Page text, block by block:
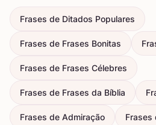
Frases de Ditados Populares
Frases de Frases Bonitas
Frases de Frases Célebres
Frases de Frases da Bíblia
Frases de Admiração Frases